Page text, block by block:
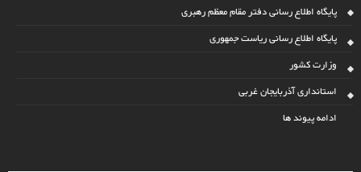
پایگاه اطلاع رسانی دفتر مقام معظم رهبری
پایگاه اطلاع رسانی ریاست جمهوری
وزارت کشور
استانداری آذربایجان غربی
ادامه پیوند ها